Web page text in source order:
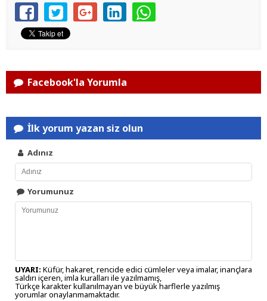
Facebook'la Yorumla
İlk yorum yazan siz olun
Adınız
Yorumunuz
UYARI: Küfür, hakaret, rencide edici cümleler veya imalar, inançlara
saldırı içeren, imla kuralları ile yazılmamış,
Türkçe karakter kullanılmayan ve büyük harflerle yazılmış
yorumlar onaylanmamaktadır.